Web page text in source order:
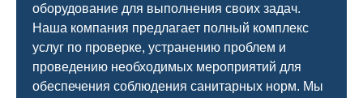
оборудование для выполнения своих задач.
Наша компания предлагает полный комплекс
услуг по проверке, устранению проблем и
проведению необходимых мероприятий для
обеспечения соблюдения санитарных норм. Мы